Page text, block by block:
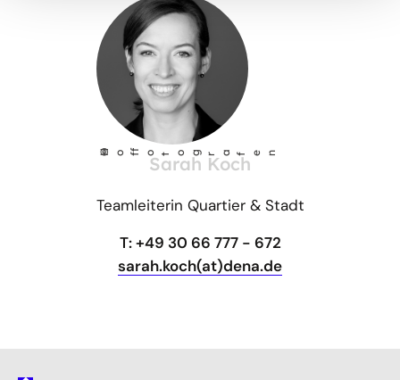
©
Ho f
fotog r
a fen
Sarah Koch
Teamleiterin Quartier & Stadt
T: +49 30 66 777 - 672
sarah.koch(at)dena.de